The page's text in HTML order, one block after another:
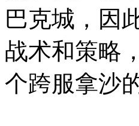
巴克城，因
战术和策略
个跨服拿沙